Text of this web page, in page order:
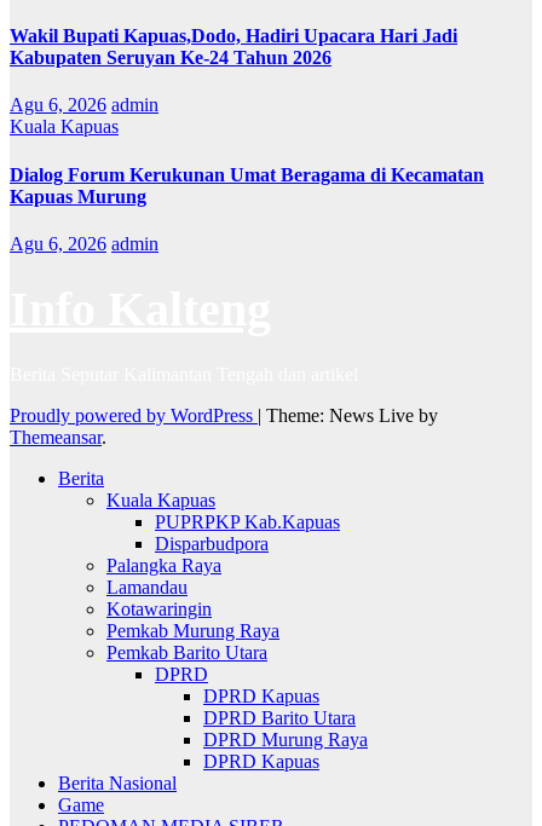
Wakil Bupati Kapuas,Dodo, Hadiri Upacara Hari Jadi
Kabupaten Seruyan Ke-24 Tahun 2026
Agu 6, 2026 admin
Kuala Kapuas
Dialog Forum Kerukunan Umat Beragama di Kecamatan
Kapuas Murung
Agu 6, 2026 admin
Proudly powered by WordPress | Theme: News Live by
Themeansar.
Berita
Kuala Kapuas
PUPRPKP Kab.Kapuas
Disparbudpora
Palangka Raya
Lamandau
Kotawaringin
Pemkab Murung Raya
Pemkab Barito Utara
DPRD
DPRD Kapuas
DPRD Barito Utara
DPRD Murung Raya
DPRD Kapuas
Berita Nasional
Game